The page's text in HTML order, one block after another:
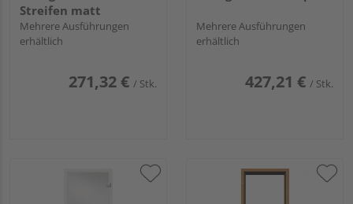
Streifen matt
Mehrere Ausführungen
erhältlich
271,32 € / Stk.
Mehrere Ausführungen
erhältlich
427,21 € / Stk.